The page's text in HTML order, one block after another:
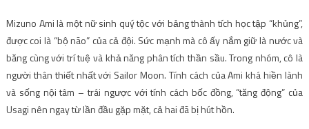
Mizuno Ami là một nữ sinh quý tộc với bảng thành tích học tập “khủng”,
được coi là “bộ não” của cả đội. Sức mạnh mà cô ấy nắm giữ là nước và
băng cùng với trí tuệ và khả năng phân tích thần sầu. Trong nhóm, cô là
người thân thiết nhất với Sailor Moon. Tính cách của Ami khá hiền lành
và sống nội tâm – trái ngược với tính cách bốc đồng, “tăng động” của
Usagi nên ngay từ lần đầu gặp mặt, cả hai đã bị hút hồn.